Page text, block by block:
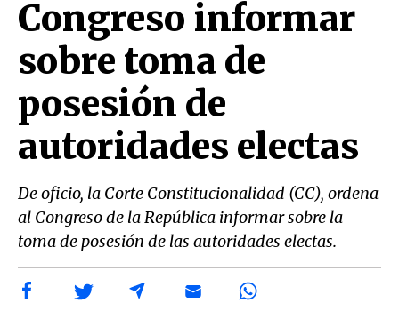
Congreso informar
sobre toma de
posesión de
autoridades electas
De oficio, la Corte Constitucionalidad (CC), ordena
al Congreso de la República informar sobre la
toma de posesión de las autoridades electas.